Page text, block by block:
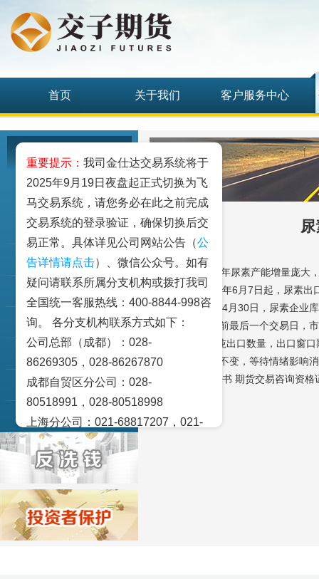
首页 关于我们 客户服务中心
工业品
农业品
金融期货和衍生品
交易策论
产业研究
实盘点睛
宏观金融数据图解
【行业动态】24年尿素产能增量庞
产近20万吨。24年6月7日起，尿素出
吨。截至2025年4月30日，尿素企业
【操作策略】节前最后一个交易日，
量，一共350万吨出口数量，出口窗
基本面偏空格局不变，等待情绪影响
（交子期货 詹娅书 期货交易咨询资
重要提示： 我司金仕达交易系统将于
2025年9月19日夜盘起正式切换为飞
马交易系统，请您务必在此之前完成
交易系统的登录验证，确保切换后交
易正常。具体详见公司网站公告（公
告详情请点击）、微信公众号。如有
疑问请联系所属分支机构或拨打我司
全国统一客服热线：400-8844-998咨
询。 各分支机构联系方式如下：
公司总部（成都）：028-
86269305，028-86267870
成都自贸区分公司：028-
80518991，028-80518998
上海分公司：021-68817207，021-
68817209
北京营业部：010-65005128
广州营业部：020-28129909，020-
28129902
青岛营业部：0532-83101951、
0532-83101962